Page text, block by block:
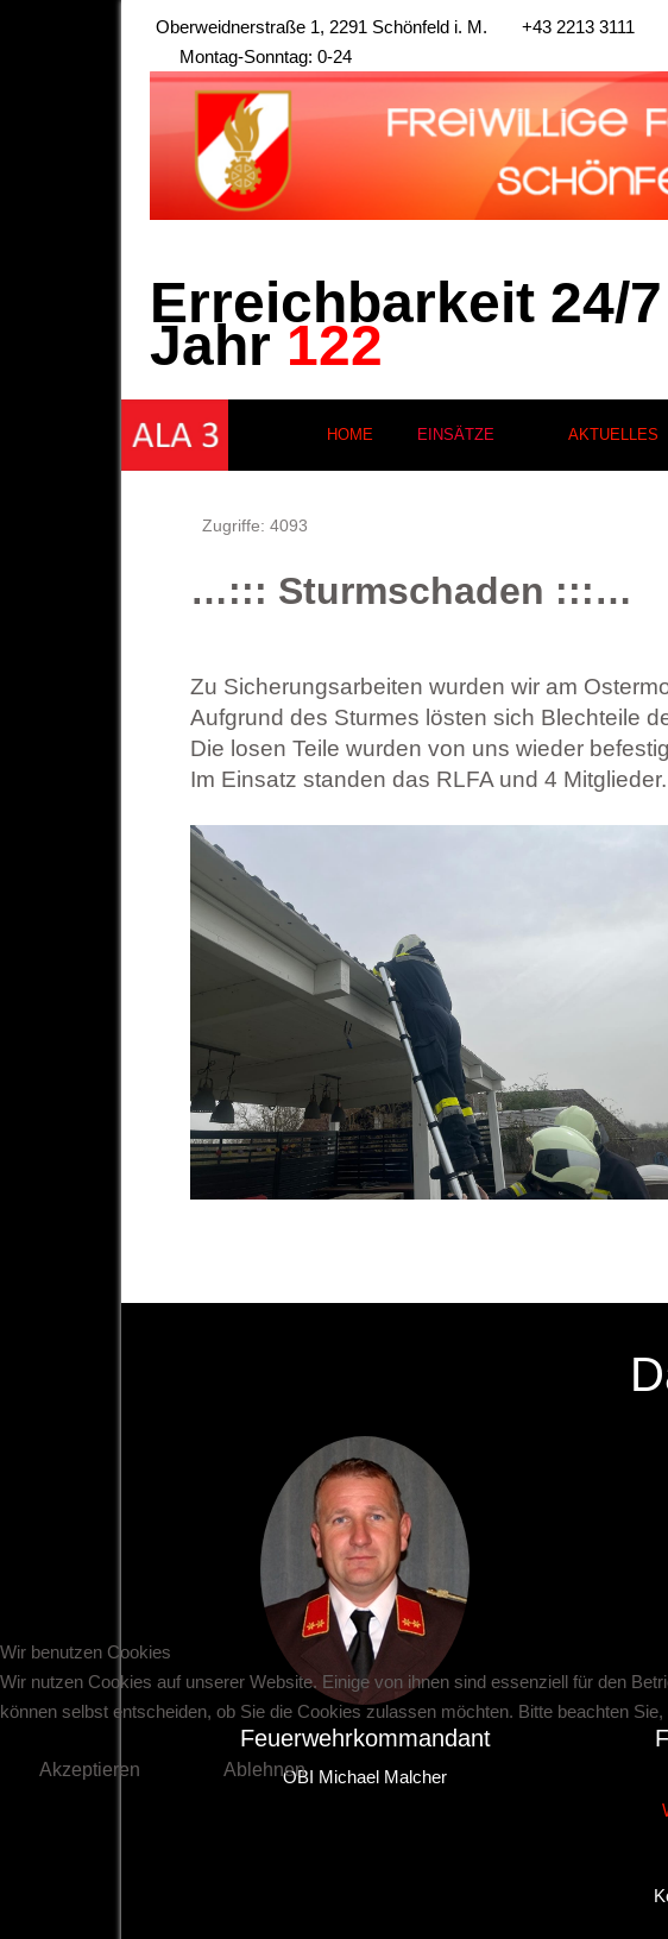
Oberweidnerstraße 1, 2291 Schönfeld i. M. +43 2213 3111
Montag-Sonntag: 0-24
Erreichbarkeit 24/
Jahr 122
HOME EINSÄTZE AKTUELLES
Zugriffe: 4093
…::: Sturmschaden :::…
Zu Sicherungsarbeiten wurden wir am
Aufgrund des Sturmes lösten sich Blechteile
Die losen Teile wurden von uns wieder
Im Einsatz standen das RLFA und 4 Mitglieder.
Feuerwehrkommandant
OBI Michael Malcher
Wir benutzen Cookies
Wir nutzen Cookies auf unserer Website. Einige von ihnen sind essenziell für den
können selbst entscheiden, ob Sie die Cookies zulassen möchten. Bitte beachten
Akzeptieren
Ablehnen